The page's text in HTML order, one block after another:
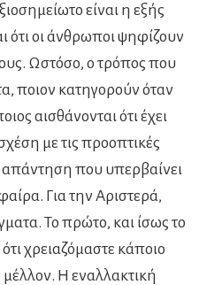
είναι η εξής
ότι οι άνθρωποι ψηφίζουν
Ωστόσο, ο τρόπος που
ποιον κατηγορούν όταν
αισθάνονται ότι έχει
με τις προοπτικές
απάντηση που υπερβαίνει
Για την Αριστερά,
Το πρώτο, και ίσως το
χρειαζόμαστε κάποιο
Η εναλλακτική